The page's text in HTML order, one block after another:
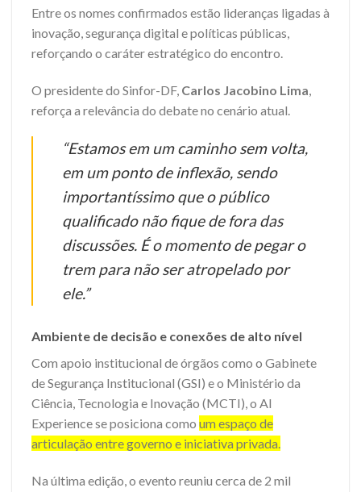
Entre os nomes confirmados estão lideranças ligadas à
inovação, segurança digital e políticas públicas,
reforçando o caráter estratégico do encontro.
O presidente do Sinfor-DF, Carlos Jacobino Lima
reforça a relevância do debate no cenário atual.
“Estamos em um caminho sem volta,
em um ponto de inflexão, sendo
importantíssimo que o público
qualificado não fique de fora das
discussões. É o momento de pegar o
trem para não ser atropelado por
ele.”
Ambiente de decisão e conexões de alto nível
Com apoio institucional de órgãos como o Gabinete
de Segurança Institucional (GSI) e o Ministério da
Ciência, Tecnologia e Inovação (MCTI), o AI
Experience se posiciona como um espaço de
articulação entre governo e iniciativa privada.
Na última edição, o evento reuniu cerca de 2 mil